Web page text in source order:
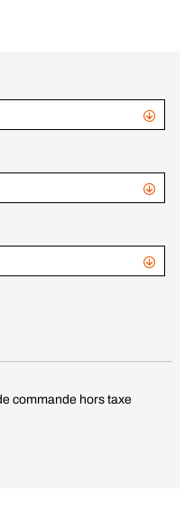
commande hors taxe